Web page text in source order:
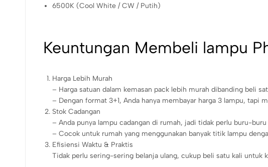
6500K (Cool White / CW / Putih)
Keuntungan Membeli lampu
Harga Lebih Murah
– Harga satuan dalam kemasan pack lebih murah dibanding beli
– Dengan format 3+1, Anda hanya membayar harga 3 lampu, tapi
Stok Cadangan
– Anda punya lampu cadangan di rumah, jadi tidak perlu buru-
– Cocok untuk rumah yang menggunakan banyak titik lampu
Efisiensi Waktu & Praktis
Tidak perlu sering-sering belanja ulang, cukup beli satu kali untuk